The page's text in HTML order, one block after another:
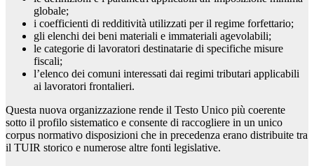
globale;
i coefficienti di redditività utilizzati per il regime forfettario;
gli elenchi dei beni materiali e immateriali agevolabili;
le categorie di lavoratori destinatarie di specifiche misure
fiscali;
l’elenco dei comuni interessati dai regimi tributari applicabili
ai lavoratori frontalieri.
Questa nuova organizzazione rende il Testo Unico più coerente
sotto il profilo sistematico e consente di raccogliere in un unico
corpus normativo disposizioni che in precedenza erano distribuite tra
il TUIR storico e numerose altre fonti legislative.